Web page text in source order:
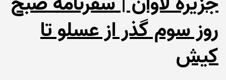
روز سوم گذر از عسلو تا
کیش